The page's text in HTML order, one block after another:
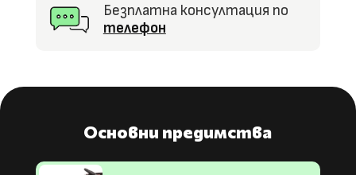
Безплатна консултация по
телефон
Основни предимства